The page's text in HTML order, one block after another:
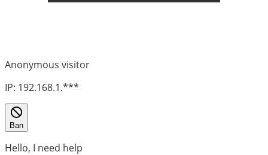
Anonymous visitor
IP: 192.168.1.***
Ban
Hello, I need help